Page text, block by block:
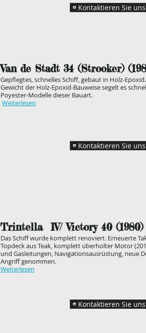
Kontaktieren Sie uns
Van de Stadt 34 (Strooker)
Gepflegtes, schnelles Schiff, gebaut in Holz-
Gewicht der Holz-Epoxid-Bauweise segelt es
Poyester-Modelle dieser Bauart.
Weiterlesen
Kontaktieren Sie uns
Trintella IV/ Victory 40 (1980)
Das Schiff wurde komplett renoviert. Erneuerte
Topdeck aus Teak, komplett überholter Motor
und Gasleitungen, Navigationsausrüstung, neue
Angriff genommen.
Weiterlesen
Kontaktieren Sie uns